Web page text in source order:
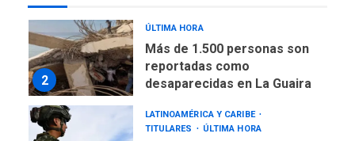
2
Más de 1.500 personas son
reportadas como
desaparecidas en La Guaira
TITULARES
ÚLTIMA HORA
Seis muertos en Colombia